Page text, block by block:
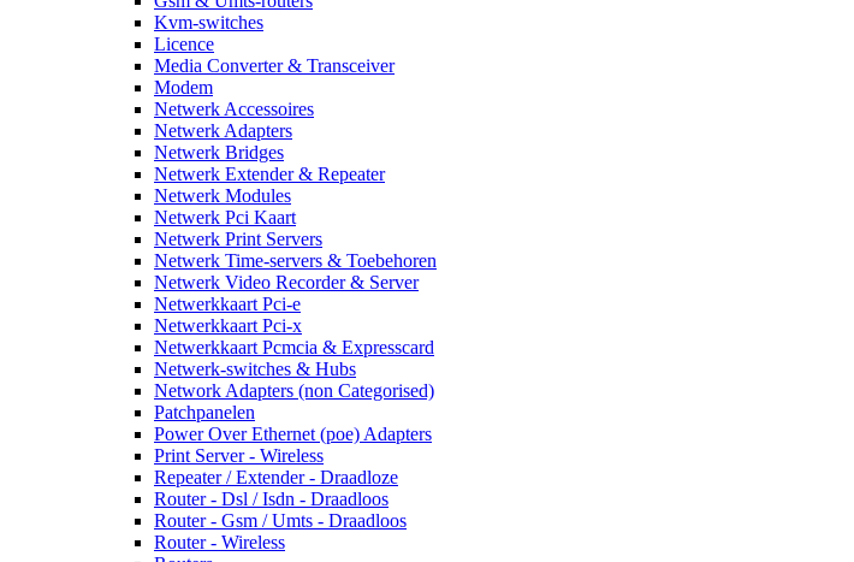
Kvm-switches
Licence
Media Converter & Transceiver
Modem
Netwerk Accessoires
Netwerk Adapters
Netwerk Bridges
Netwerk Extender & Repeater
Netwerk Modules
Netwerk Pci Kaart
Netwerk Print Servers
Netwerk Time-servers & Toebehoren
Netwerk Video Recorder & Server
Netwerkkaart Pci-e
Netwerkkaart Pci-x
Netwerkkaart Pcmcia & Expresscard
Netwerk-switches & Hubs
Network Adapters (non Categorised)
Patchpanelen
Power Over Ethernet (poe) Adapters
Print Server - Wireless
Repeater / Extender - Draadloze
Router - Dsl / Isdn - Draadloos
Router - Gsm / Umts - Draadloos
Router - Wireless